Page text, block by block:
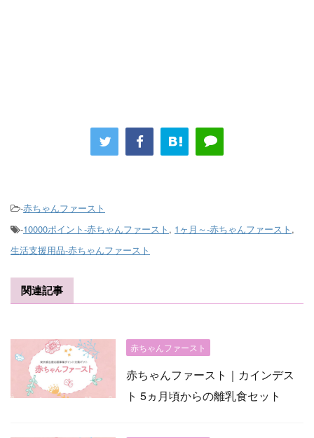
-赤ちゃんファースト
-10000ポイント-赤ちゃんファースト , 1ヶ月～-赤ちゃんファースト ,
生活支援用品-赤ちゃんファースト
関連記事
赤ちゃんファースト
赤ちゃんファースト｜カインデス
ト 5ヵ月頃からの離乳食セット